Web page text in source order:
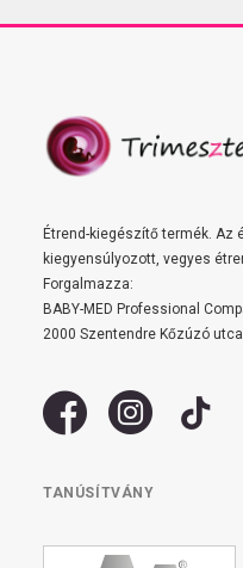
Étrend-kiegészítő termék. Az
kiegyensúlyozott, vegyes
Forgalmazza:
BABY-MED Professional
2000 Szentendre Kőzúzó
TANÚSÍTVÁNY